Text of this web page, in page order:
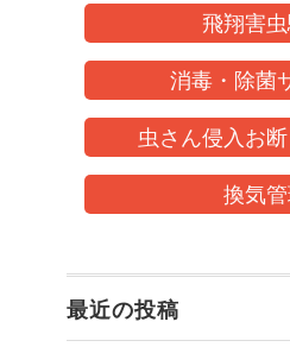
飛翔害
消毒・除菌
虫さん侵入お
換気
最近の投稿